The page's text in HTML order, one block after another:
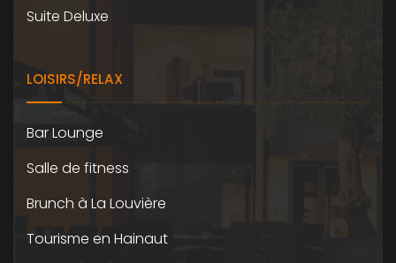
Suite Deluxe
LOISIRS/RELAX
Bar Lounge
Salle de fitness
Brunch à La Louvière
Tourisme en Hainaut